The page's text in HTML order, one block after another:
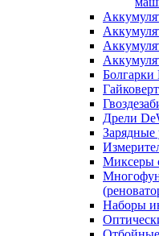
Болгарки
Дрели
Зарядные
Миксеры
Наборы